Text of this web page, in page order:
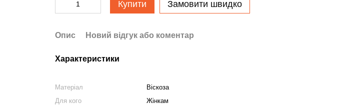
Купити Замовити швидко
Опис Новий відгук або коментар
Характеристики
Матеріал
Віскоза
Для кого
Жінкам